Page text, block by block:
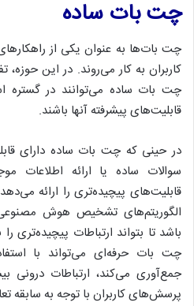
چت بات ساده
چت بات‌ها به عنوان یکی از
کاربران به کار می‌روند. در این
چت بات ساده می‌توانند در گستره
قابلیت‌های پیشرفته آنها باشند.
در حینی که چت بات ساده دارای
سوالات ساده یا ارائه
قابلیت‌های پیچیده‌تری را ارائه
الگوریتم‌های تشخیص هوش
باشد تا بتواند ارتباطات پیچیده‌تری را
چت بات حرفه‌ای می‌تواند با
جمع‌آوری می‌کند، ارتباطات درونی
پرسش‌های کاربران با توجه به سابقه